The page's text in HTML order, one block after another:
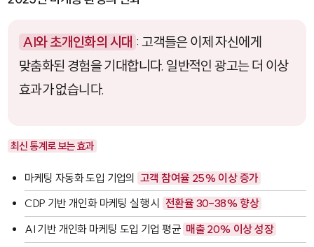
AI와 초개인화의 시대 : 고객들은 이제 자신에게
맞춤화된 경험을 기대합니다. 일반적인 광고는 더 이상
효과가 없습니다.
최신 통계로 보는 효과
마케팅 자동화 도입 기업의 고객 참여율 25% 이상 증가
CDP 기반 개인화 마케팅 실행 시
전환율 30-38% 향상
AI 기반 개인화 마케팅 도입 기업 평균 매출 20% 이상 성장